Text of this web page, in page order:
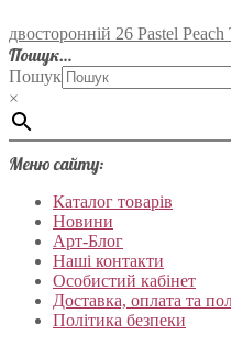
двосторонній 26 Pastel
Пошук…
Пошук
×
Меню сайту:
Каталог товарів
Новини
Арт-Блог
Наші контакти
Особистий кабінет
Доставка, оплата та
Політика безпеки